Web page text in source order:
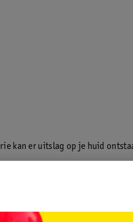
kan er uitslag op je huid